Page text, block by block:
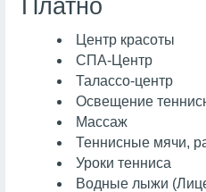
Платно
Центр красоты
СПА-Центр
Талассо-центр
Освещение
Массаж
Теннисные мячи,
Уроки тенниса
Водные лыжи